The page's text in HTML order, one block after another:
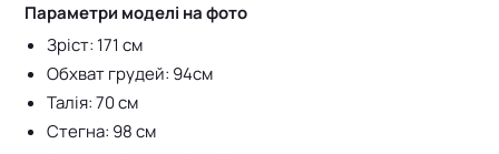
Параметри моделі на фото
Зріст: 171 см
Обхват грудей: 94см
Талія: 70 см
Стегна: 98 см